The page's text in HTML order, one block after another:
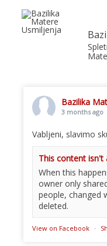
Bazilika
3 months ago
Vabljeni, slavimo
This content isn't
When this
owner only
people, changed
deleted.
View on Facebook ·